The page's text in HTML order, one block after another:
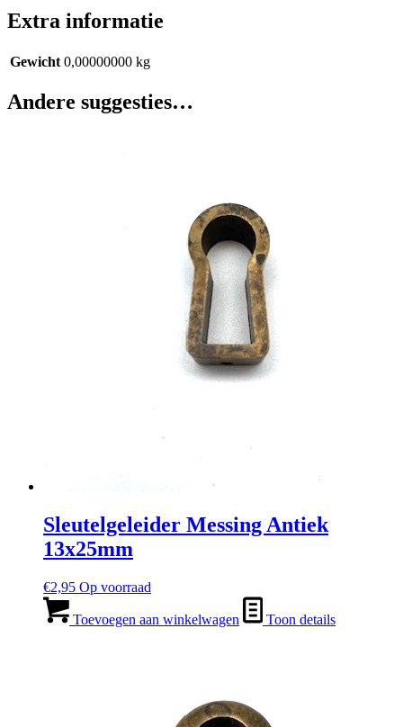
Extra informatie
Gewicht 0,00000000 kg
Andere suggesties…
Sleutelgeleider Messing Antiek
13x25mm
€2,95 Op voorraad
Toevoegen aan winkelwagen Toon details